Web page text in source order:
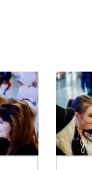
poziomie. Użyj